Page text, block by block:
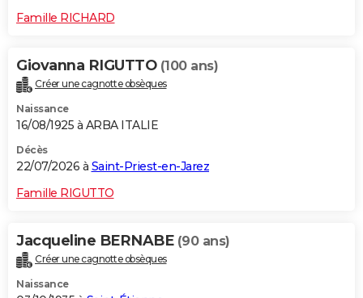
Famille RICHARD
Giovanna RIGUTTO (100 ans)
Créer une cagnotte obsèques
Naissance
16/08/1925 à ARBA ITALIE
Décès
22/07/2026 à Saint-Priest-en-Jarez
Famille RIGUTTO
Jacqueline BERNABE (90 ans)
Créer une cagnotte obsèques
Naissance